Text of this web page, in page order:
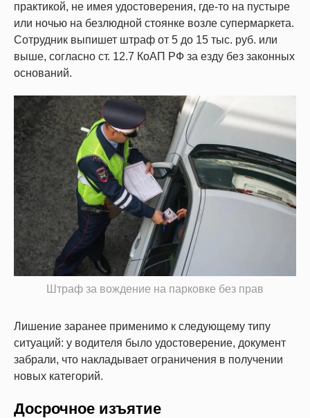
практикой, не имея удостоверения, где-то на пустыре
или ночью на безлюдной стоянке возле супермаркета.
Сотрудник выпишет штраф от 5 до 15 тыс. руб. или
выше, согласно ст. 12.7 КоАП РФ за езду без законных
оснований.
Штраф за вождение на парковке без прав
Лишение заранее применимо к следующему типу
ситуаций: у водителя было удостоверение, документ
забрали, что накладывает ограничения в получении
новых категорий.
Досрочное изъятие